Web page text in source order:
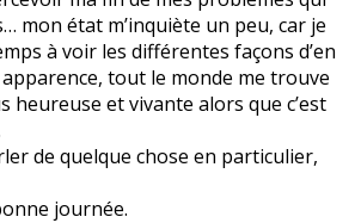
mon état m’inquiète un peu, car je
à voir les différentes façons d’en
tout le monde me trouve
heureuse et vivante alors que c’est
de quelque chose en particulier,
journée.